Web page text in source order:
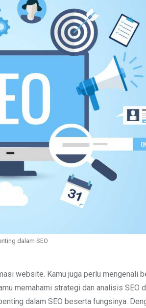
dalam SEO
website. Kamu juga perlu mengenali
memahami strategi dan analisis SEO
dalam SEO beserta fungsinya.